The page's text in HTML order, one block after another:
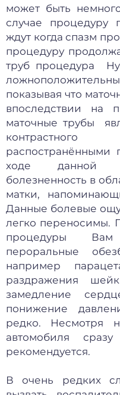
может быть
случае
ждут когда спазм
процедуру
труб процедура
показывая что
впоследствии на
маточные трубы
распостранёнными
ходе данной
болезненность в
матки,
Данные болевые
легко переносимы.
процедуры
пероральные
например
раздражения
замедление
понижение
редко. Несмотря
автомобиля
рекомендуется.
В очень редких